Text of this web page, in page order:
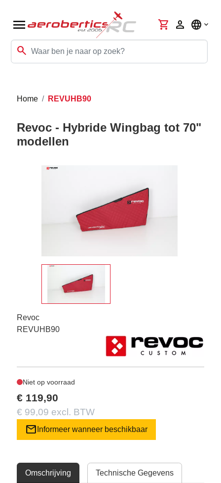
menu
search
shopping_cart person language
Home REVUHB90
Revoc - Hybride Wingbag tot 70"
modellen
Revoc
REVUHB90
Niet op voorraad
€ 119,90
€ 99,09 excl. BTW
mail Informeer wanneer beschikbaar
Omschrijving Technische Gegevens